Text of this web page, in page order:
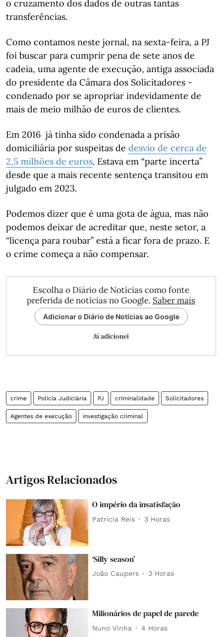
o cruzamento dos dados de outras tantas
transferências.
Como contamos neste jornal, na sexta-feira, a PJ
foi buscar para cumprir pena de sete anos de
cadeia, uma agente de execução, antiga associada
do presidente da Câmara dos Solicitadores -
condenado por se apropriar indevidamente de
mais de meio milhão de euros de clientes.
Em 2016 já tinha sido condenada a prisão
domiciliária por suspeitas de desvio de cerca de
2,5 milhões de euros. Estava em “parte incerta”
desde que a mais recente sentença transitou em
julgado em 2023.
Podemos dizer que é uma gota de água, mas não
podemos deixar de acreditar que, neste setor, a
“licença para roubar” está a ficar fora de prazo. E
o crime começa a não compensar.
Escolha o Diário de Notícias como fonte
preferida de notícias no Google. Saber mais
Adicionar o Diário de Notícias ao Google
Já adicionei
crime Polícia Judiciária PJ criminalidade Solicitadores
Agentes de execução investigação criminal
Artigos Relacionados
O império da insatisfação
Patrícia Reis 3 Horas
‘Silly season’
João Caupers 3 Horas
Milionários de papel de parede
Nuno Vinha 4 Horas